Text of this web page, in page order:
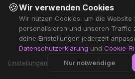
🍪Wir verwenden Cookies
Wir nutzen Cookies, um die
personalisieren und unseren Traffic
deine Einstellungen jederzeit
Datenschutzerklärung und Cookie-
Einstellungen Nur notwendige